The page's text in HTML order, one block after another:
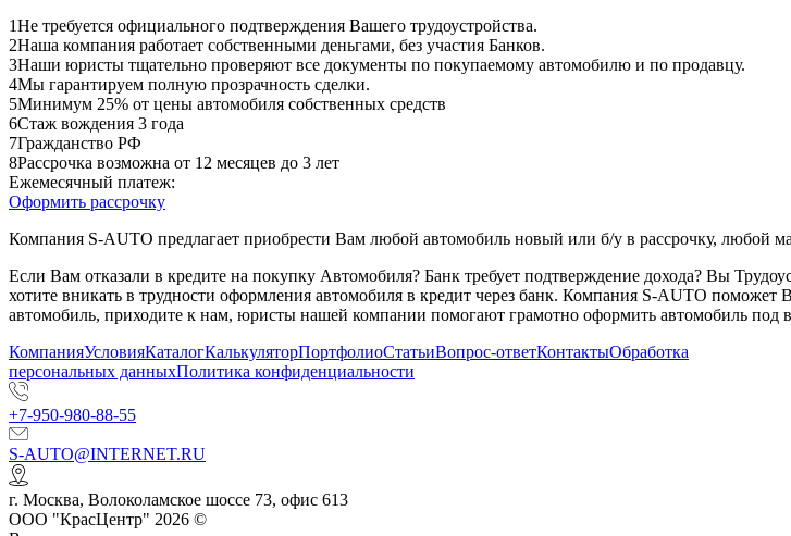
1Не требуется официального подтверждения Вашего трудоустройства.
2Наша компания работает собственными деньгами, без участия Банков.
3Наши юристы тщательно проверяют все документы по покупаемому автомобилю и по продавцу.
4Мы гарантируем полную прозрачность сделки.
5Минимум 25% от цены автомобиля собственных средств
6Стаж вождения 3 года
7Гражданство РФ
8Рассрочка возможна от 12 месяцев до 3 лет
Ежемесячный платеж:
Оформить рассрочку
Компания S-AUTO предлагает приобрести Вам любой автомобиль новый или б/у в рассрочку, любой
Если Вам отказали в кредите на покупку Автомобиля? Банк требует подтверждение дохода? Вы
хотите вникать в трудности оформления автомобиля в кредит через банк. Компания S-AUTO
автомобиль, приходите к нам, юристы нашей компании помогают грамотно оформить автомобиль под
КомпанияУсловияКаталогКалькуляторПортфолиоСтатьиВопрос-ответКонтактыОбработка
персональных данныхПолитика конфиденциальности
+7-950-980-88-55
S-AUTO@INTERNET.RU
г. Москва, Волоколамское шоссе 73, офис 613
ООО "КрасЦентр" 2026 ©